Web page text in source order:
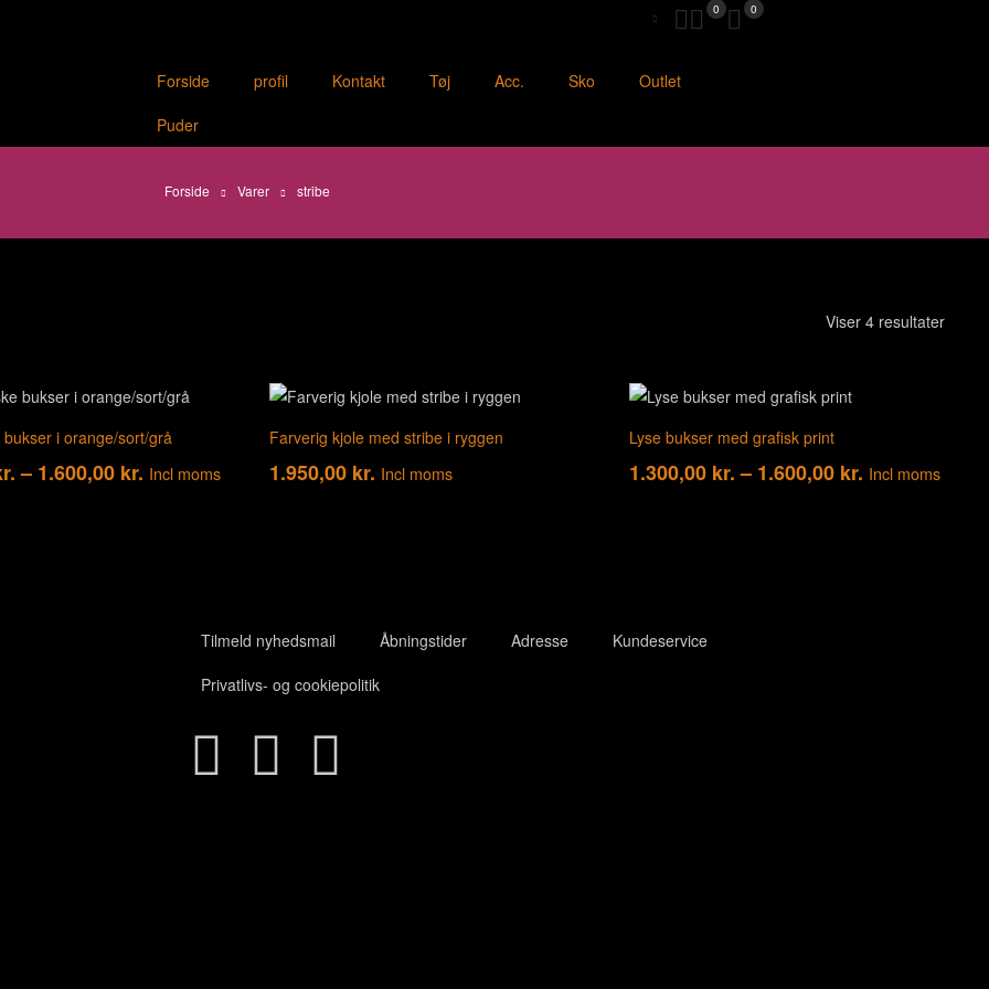
0 0
Forside profil Kontakt Tøj Acc. Sko
Outlet
Puder
Forside Varer stribe
Viser 4 resultater
bukser i orange/sort/grå
– 1.600,00 kr. Incl moms
Farverig kjole med stribe i ryggen
1.950,00 kr. Incl moms
Lyse bukser med grafisk print
1.300,00 kr. – 1.600,00 kr. Incl moms
Tilmeld nyhedsmail Åbningstider Adresse
Kundeservice
Privatlivs- og cookiepolitik